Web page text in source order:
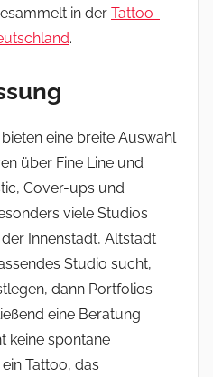
in der Tattoo-
.
eine breite Auswahl
über Fine Line und
Cover-ups und
viele Studios
Innenstadt, Altstadt
Studio sucht,
dann Portfolios
eine Beratung
keine spontane
Tattoo, das